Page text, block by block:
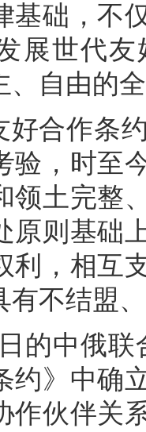
基础，不
展世代
、自由的
好合作条
验，时至
领土完整
原则基础
利，相互
有不结盟
的中俄
约》中确
作伙伴关